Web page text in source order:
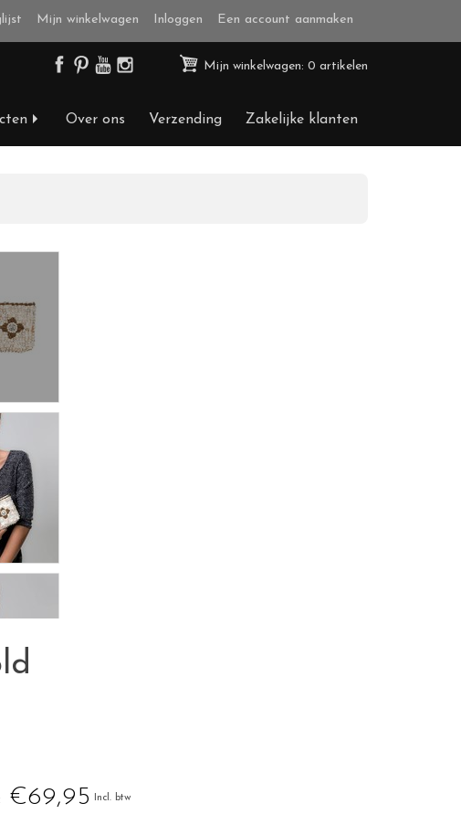
Mijn winkelwagen Inloggen Een account aanmaken
Mijn winkelwagen: 0 artikelen
Over ons Verzending Zakelijke klanten
€69,95 Incl. btw